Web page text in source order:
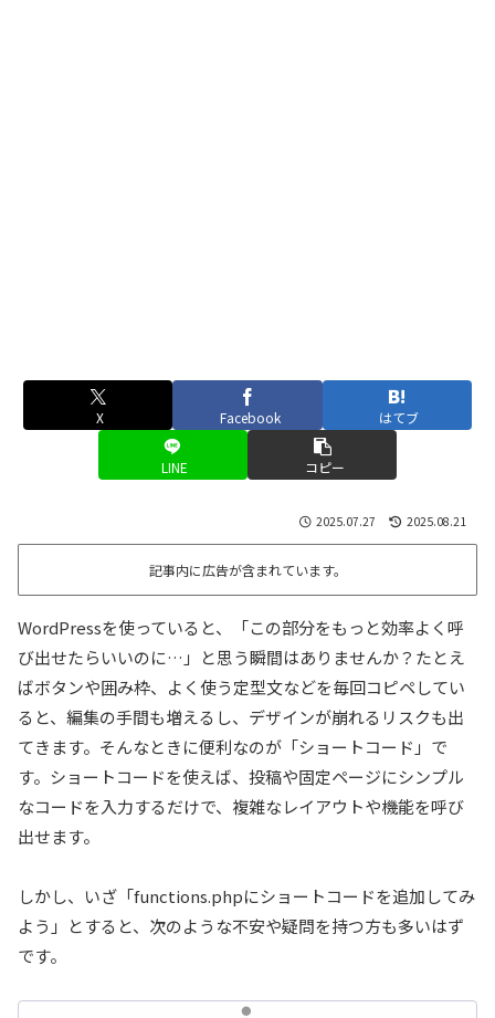
X Facebook はてブ
LINE コピー
2025.07.27 2025.08.21
記事内に広告が含まれています。
WordPressを使っていると、「この部分をもっと効率よく呼
び出せたらいいのに…」と思う瞬間はありませんか？たとえ
ばボタンや囲み枠、よく使う定型文などを毎回コピペしてい
ると、編集の手間も増えるし、デザインが崩れるリスクも出
てきます。そんなときに便利なのが「ショートコード」で
す。ショートコードを使えば、投稿や固定ページにシンプル
なコードを入力するだけで、複雑なレイアウトや機能を呼び
出せます。
しかし、いざ「functions.phpにショートコードを追加してみ
よう」とすると、次のような不安や疑問を持つ方も多いはず
です。